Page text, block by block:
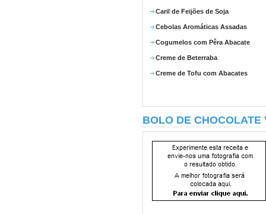
Caril de Feijões de Soja
Cebolas Aromáticas Assadas
Cogumelos com Pêra Abacate
Creme de Beterraba
Creme de Tofu com Abacates
BOLO DE CHOCOLATE